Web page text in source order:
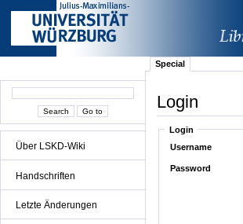
Über LSKD-Wiki
Handschriften
Letzte Änderungen
Special
Login
Login
Username
Password